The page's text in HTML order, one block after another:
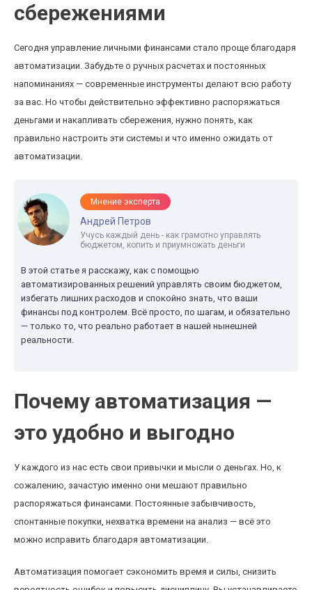
сбережениями
Сегодня управление личными финансами стало проще благодаря
автоматизации. Забудьте о ручных расчетах и постоянных
напоминаниях — современные инструменты делают всю работу
за вас. Но чтобы действительно эффективно распоряжаться
деньгами и накапливать сбережения, нужно понять, как
правильно настроить эти системы и что именно ожидать от
автоматизации.
Мнение эксперта
Андрей Петров
Учусь каждый день - как грамотно управлять
бюджетом, копить и приумножать деньги
В этой статье я расскажу, как с помощью
автоматизированных решений управлять своим бюджетом,
избегать лишних расходов и спокойно знать, что ваши
финансы под контролем. Всё просто, по шагам, и обязательно
— только то, что реально работает в нашей нынешней
реальности.
Почему автоматизация —
это удобно и выгодно
У каждого из нас есть свои привычки и мысли о деньгах. Но, к
сожалению, зачастую именно они мешают правильно
распоряжаться финансами. Постоянные забывчивость,
спонтанные покупки, нехватка времени на анализ — всё это
можно исправить благодаря автоматизации.
Автоматизация помогает сэкономить время и силы, снизить